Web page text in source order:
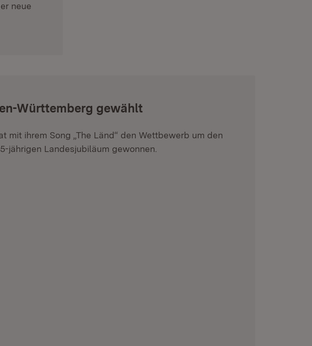
neue
Württemberg gewählt
mit ihrem Song „The Länd“ den Wettbewerb um den
jährigen Landesjubiläum gewonnen.